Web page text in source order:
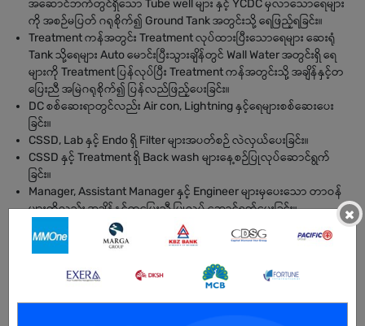
အဆောင်ဘက်တွင်ရှိသော Tube well များ နှင့် YCDC မှလာသောရေများ
ကို အစဉ်မပြတ် ဂရုစိုက်၍ Ground Tank အတွင်းသို့ ရေဖြည့်ရခြင်း။
Treatment ကန်အတွင်း Treatment လုပ်ထားပြီးသောရေများ ဆေးရုံ
Tank သို့ရေများ Auto မောင်းပြီးသွားချိန်တွင် Wall Water အတွင်းရှိ ရေ
များကို Treatment ပြန်လုပ်ပြီး Treatment ကန်အတွင်းသို့ အချိန်နှင့်တ
ပြေးညီ အမြဲဂရုစိုက်၍ ပြန်လည်ဖြည့်ပေးခြင်း။
DC စစ်ဆေးရာတွင်လည်း Air con, Lightning နှင့်ရေများစစ်ဆေးပေး
ခြင်း။
CSSD, Lab နှင့် Endo ရှိ Filter များအပတ်စဉ် လဲလှယ်ပေးခြင်း။
CSSD နှင့် Treatment ရှိ Back wash များနေ့စဉ်ပြုလုပ်ဆောင်ရွက်
ခြင်း။
Manager, Assistant Manager နှင့် Engineer များမှပေးသော တာဝန်
များကိုလည်း အချိန်နှင့်တပြေးညီ ပြုလုပ် ဆောင်ရွက်ပေးခြင်း။
လိုအပ်သောအရည်အချင်း
အသင်းအဖွဲ့နှင့် ပူးပေါင်းဆောင်ရွက်နိုင်သူဖြစ်ရမည်။
ဆက်ဆံရေး ချိုသာယဥ်ကျေးရမည်။
×